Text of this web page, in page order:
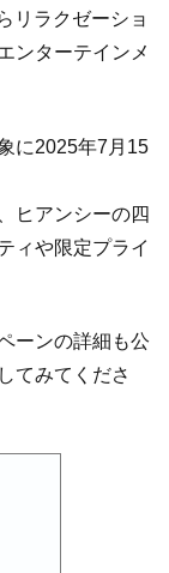
リラクゼーショ
ンターテインメ
に2025年7月15
ヒアンシーの四
ィや限定プライ
ーンの詳細も公
てみてくださ